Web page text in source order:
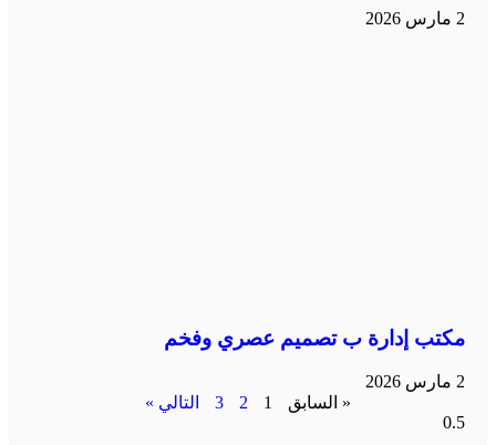
2 مارس 2026
مكتب إدارة ب تصميم عصري وفخم
2 مارس 2026
« السابق
1
2
3 التالي »